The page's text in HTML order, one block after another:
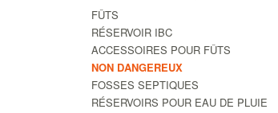
FÛTS
RÉSERVOIR IBC
ACCESSOIRES POUR FÛTS
NON DANGEREUX
FOSSES SEPTIQUES
RÉSERVOIRS POUR EAU DE PLUIE